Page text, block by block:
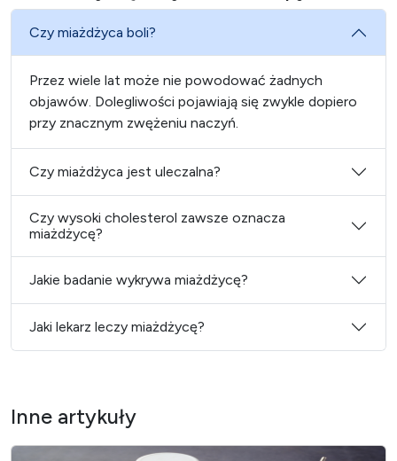
Czy miażdżyca boli?
Przez wiele lat może nie powodować żadnych
objawów. Dolegliwości pojawiają się zwykle dopiero
przy znacznym zwężeniu naczyń.
Czy miażdżyca jest uleczalna?
Czy wysoki cholesterol zawsze oznacza
miażdżycę?
Jakie badanie wykrywa miażdżycę?
Jaki lekarz leczy miażdżycę?
Inne artykuły